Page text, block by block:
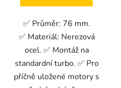
✅ Průměr: 76 mm.
✅ Materiál: Nerezová
ocel. ✅ Montáž na
standardní turbo. ✅ Pro
příčně uložené motory s